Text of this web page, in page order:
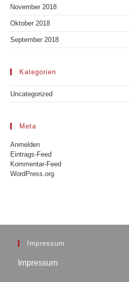
November 2018
Oktober 2018
September 2018
Kategorien
Uncategorized
Meta
Anmelden
Eintrags-Feed
Kommentar-Feed
WordPress.org
Impressum
Impressum